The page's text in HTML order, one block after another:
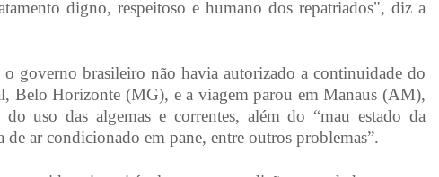
digno, respeitoso e humano dos repatriados", diz a
o governo brasileiro não havia autorizado a continuidade do
Belo Horizonte (MG), e a viagem parou em Manaus (AM),
do uso das algemas e correntes, além do “mau estado da
de ar condicionado em pane, entre outros problemas”.